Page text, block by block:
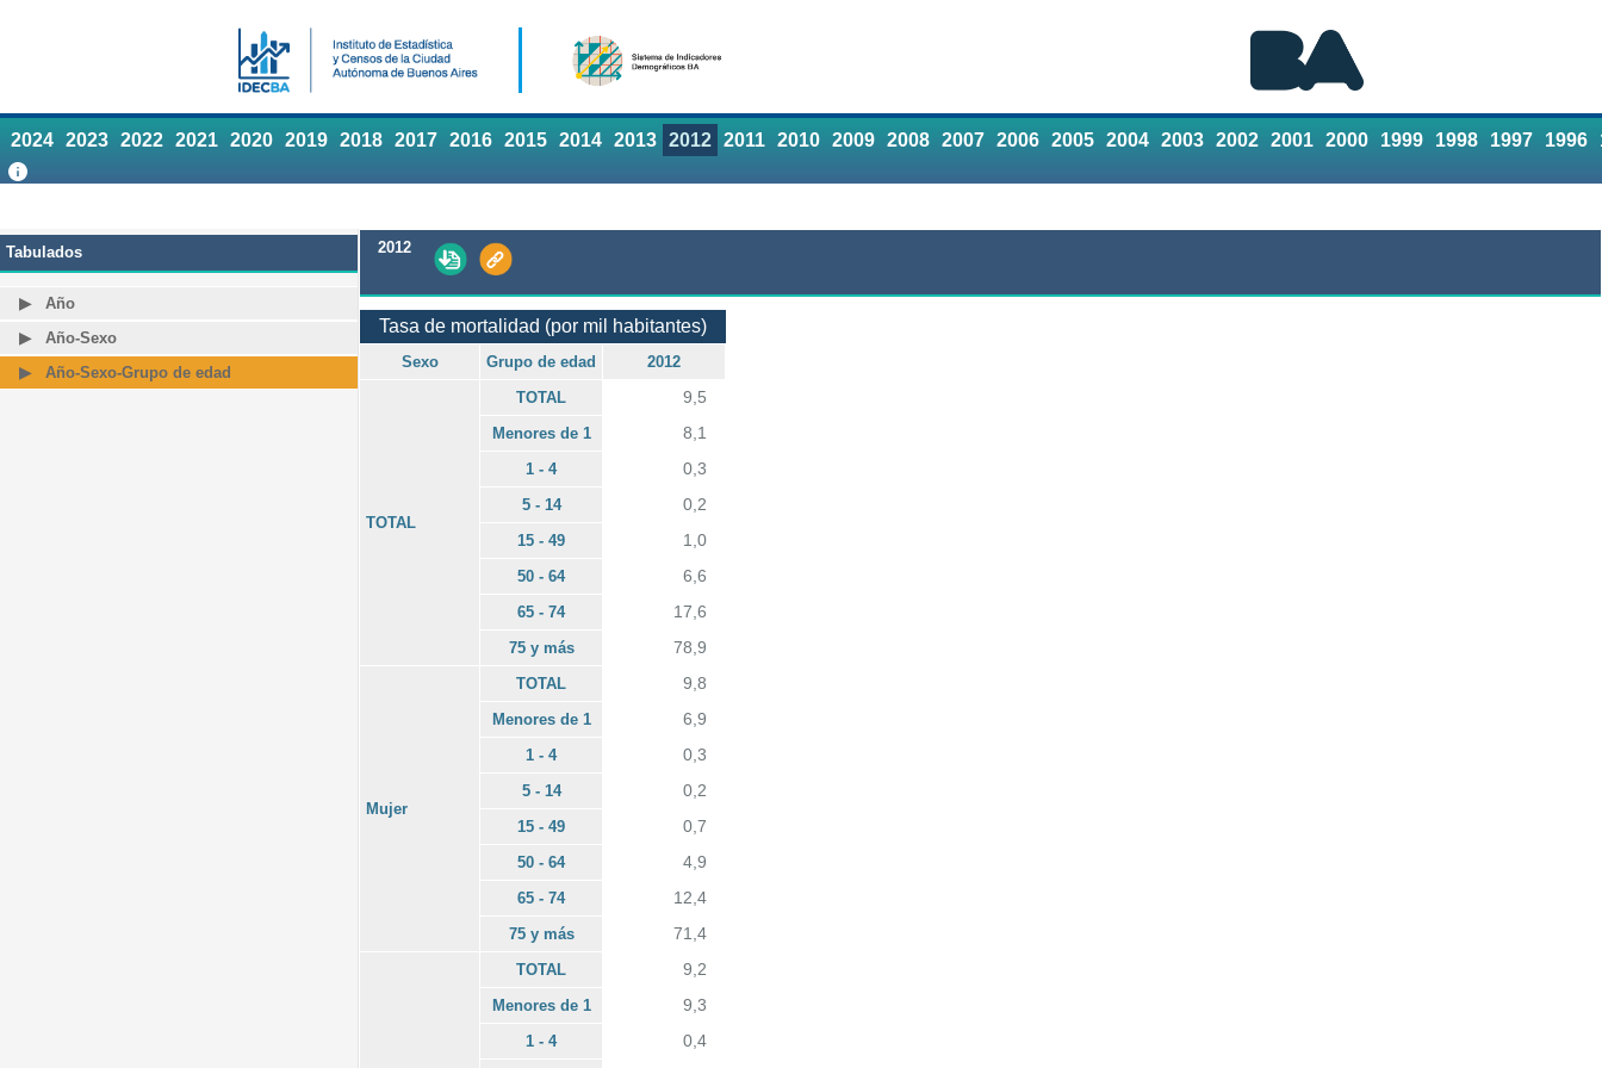
2024 2023 2022 2021 2020 2019 2018 2017 2016 2015 2014 2013 2012 2011 2010 2009 2008 2007 2006 2005 2004 2003 2002 2001 2000 1999 1998 1997 1996
Tabulados
Año
Año-Sexo
Año-Sexo-Grupo de edad
2012
Tasa de mortalidad (por mil habitantes)
Sexo Grupo de edad 2012
TOTAL
TOTAL 9,5
Menores de 1 8,1
1 - 4 0,3
5 - 14 0,2
15 - 49 1,0
50 - 64 6,6
65 - 74 17,6
75 y más 78,9
Mujer
TOTAL 9,8
Menores de 1 6,9
1 - 4 0,3
5 - 14 0,2
15 - 49 0,7
50 - 64 4,9
65 - 74 12,4
75 y más 71,4
TOTAL 9,2
Menores de 1 9,3
1 - 4 0,4